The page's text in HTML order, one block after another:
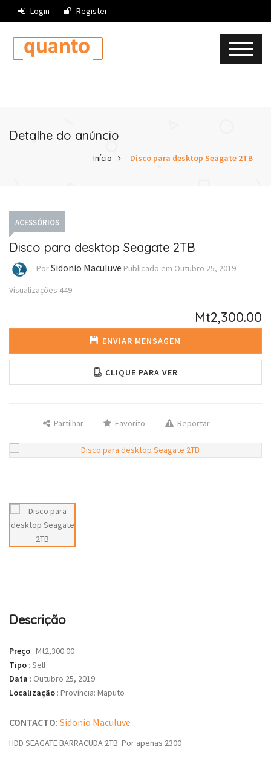
Login Register
Detalhe do anúncio
Início Disco para desktop Seagate 2TB
ACESSÓRIOS
Disco para desktop Seagate 2TB
PorSidonio Maculuve Publicado em Outubro 25, 2019-
Visualizações 449
Mt2,300.00
ENVIAR MENSAGEM
CLIQUE PARA VER
Partilhar Favorito Reportar
Descrição
Preço : Mt2,300.00
Tipo : Sell
Data : Outubro 25, 2019
Localização : Província: Maputo
CONTACTO: Sidonio Maculuve
HDD SEAGATE BARRACUDA 2TB. Por apenas 2300